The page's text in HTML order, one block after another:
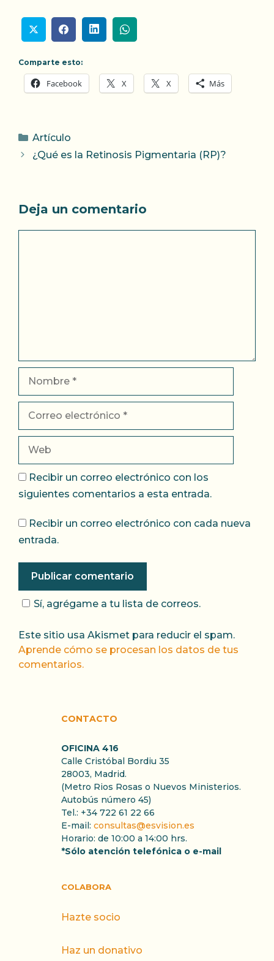
Comparte esto:
Facebook X X Más
Categorías
Artículo
¿Qué es la Retinosis Pigmentaria (RP)?
Deja un comentario
electrónico
Recibir un correo electrónico con los
siguientes comentarios a esta entrada.
Recibir un correo electrónico con cada nueva
entrada.
Sí, agrégame a tu lista de correos.
Este sitio usa Akismet para reducir el spam.
Aprende cómo se procesan los datos de tus
comentarios.
CONTACTO
OFICINA 416
Calle Cristóbal Bordiu 35
28003, Madrid.
(Metro Rios Rosas o Nuevos Ministerios.
Autobús número 45)
Tel.: +34 722 61 22 66
E-mail: consultas@esvision.es
Horario: de 10:00 a 14:00 hrs.
*Sólo atención telefónica o e-mail
COLABORA
Hazte socio
Haz un donativo